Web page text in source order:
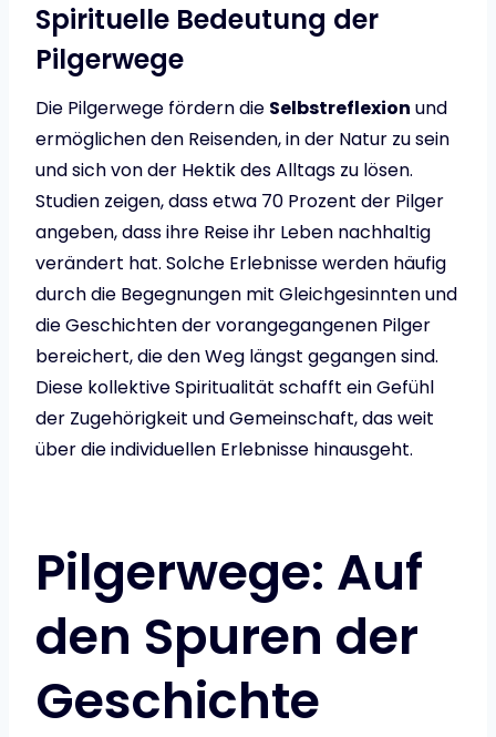
Spirituelle Bedeutung der
Pilgerwege
Die Pilgerwege fördern die Selbstreflexion und
ermöglichen den Reisenden, in der Natur zu sein
und sich von der Hektik des Alltags zu lösen.
Studien zeigen, dass etwa 70 Prozent der Pilger
angeben, dass ihre Reise ihr Leben nachhaltig
verändert hat. Solche Erlebnisse werden häufig
durch die Begegnungen mit Gleichgesinnten und
die Geschichten der vorangegangenen Pilger
bereichert, die den Weg längst gegangen sind.
Diese kollektive Spiritualität schafft ein Gefühl
der Zugehörigkeit und Gemeinschaft, das weit
über die individuellen Erlebnisse hinausgeht.
Pilgerwege: Auf
den Spuren der
Geschichte